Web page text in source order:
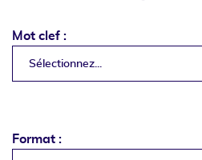
Mot clef :
Sélectionnez...
Format :